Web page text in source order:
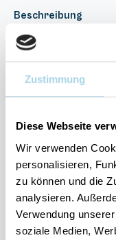
Zustimmung
Diese Webseite
Wir verwenden
personalisieren,
zu können und die
analysieren.
Verwendung
soziale Medien,
Beschreibung
Ausstattung
Ihre Vorteile auf
Bestpreis-
Flexible An-
Risikofrei bis